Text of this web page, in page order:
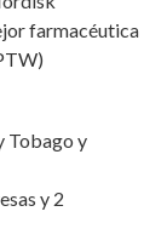
farmacéutica
Tobago y
y 2